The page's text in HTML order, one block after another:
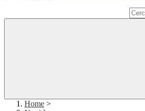
Home >